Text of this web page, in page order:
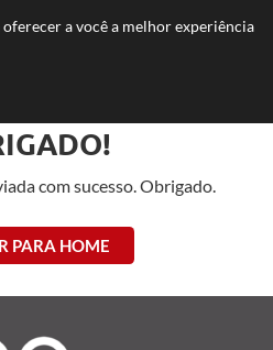
CONOSCO CONTATO
com sucesso. Obrigado.
PARA HOME
a você a melhor experiência